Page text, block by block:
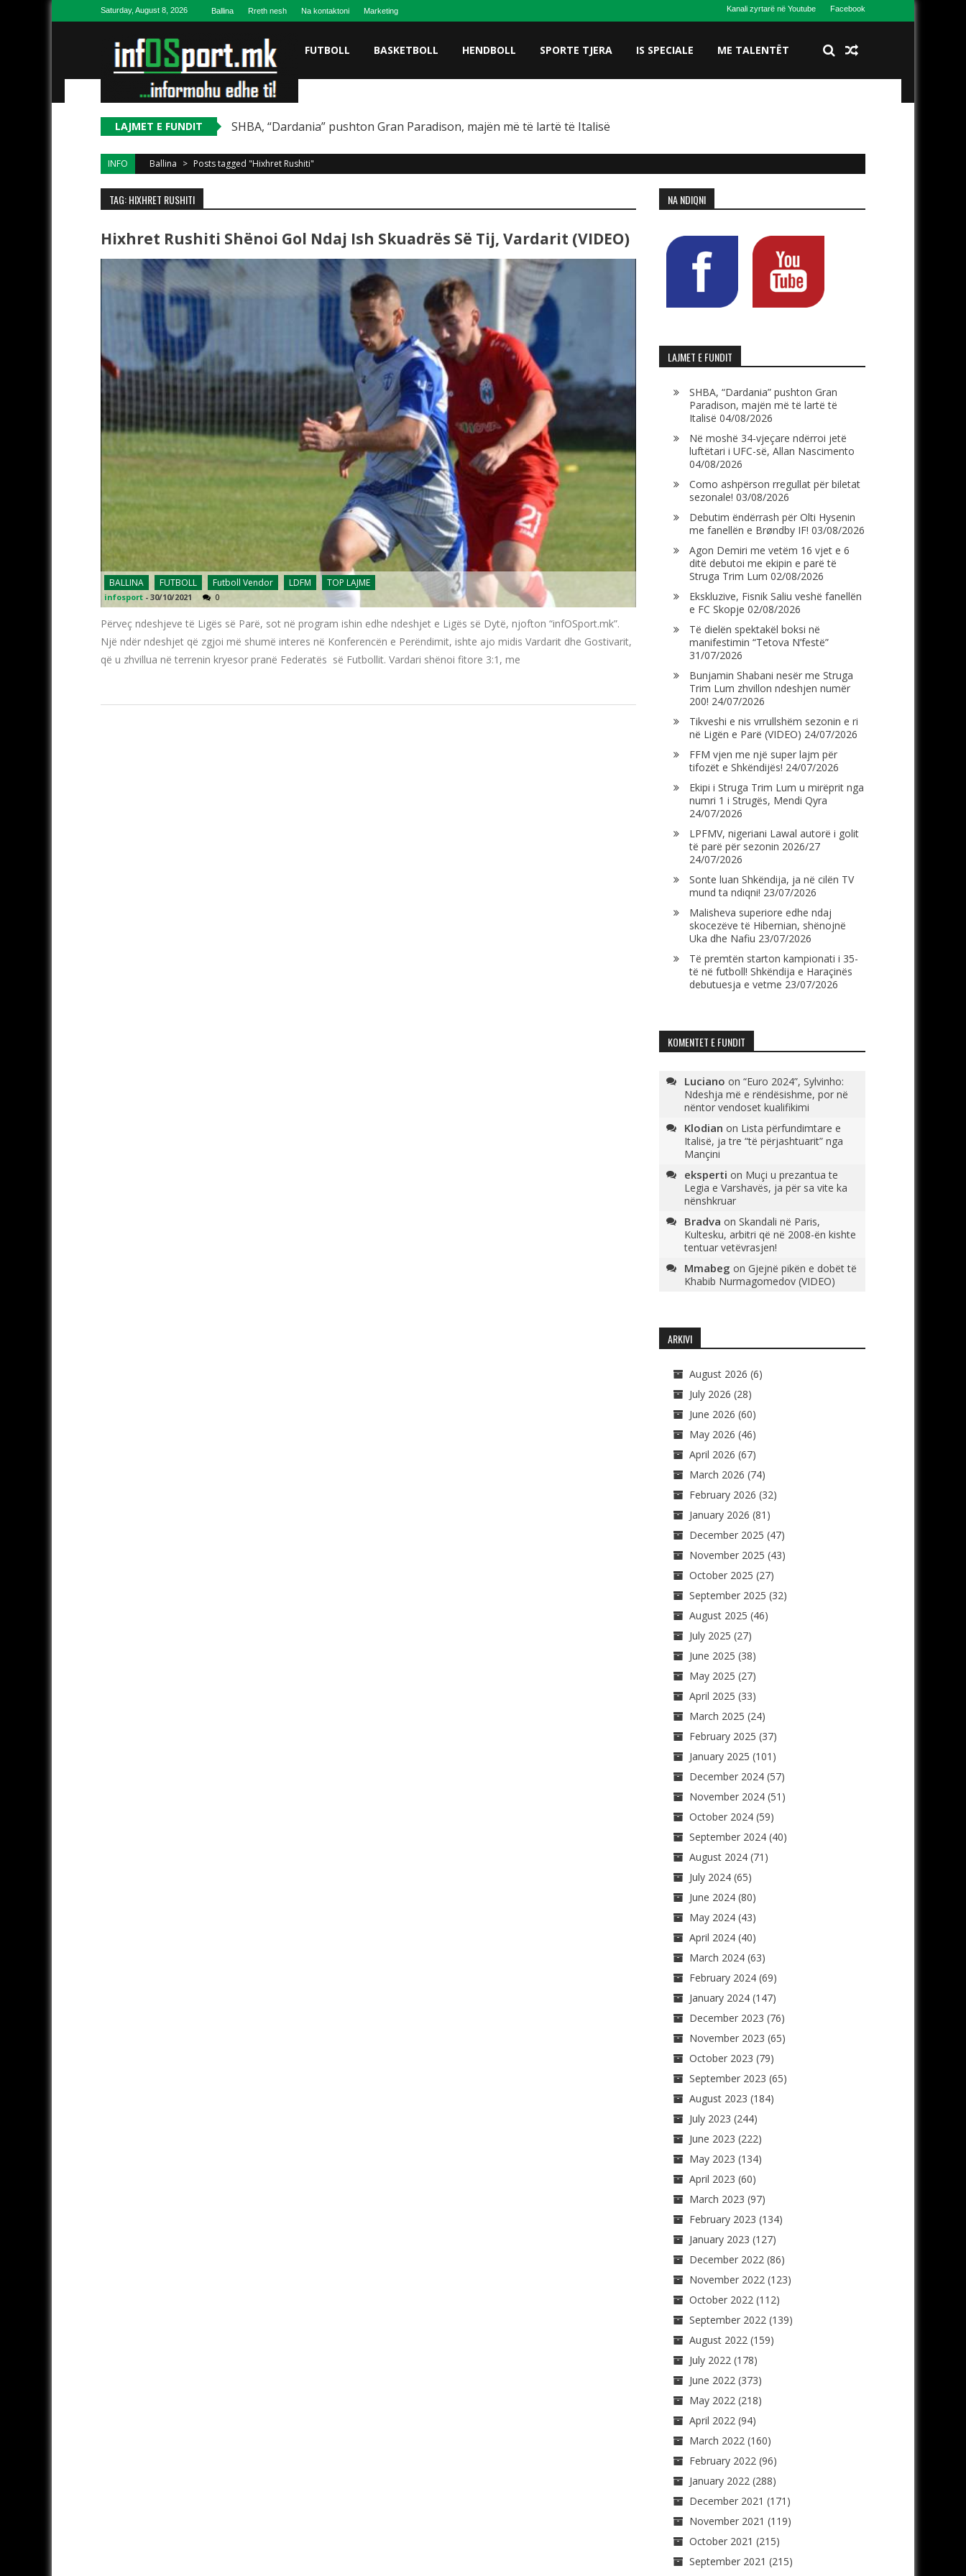
Skip to contentSaturday, August 8, 2026 Ballina Rreth nesh Na kontaktoni Marketing Kanali zyrtarë në Youtube Facebook
FUTBOLL BASKETBOLL HENDBOLL SPORTE TJERA IS SPECIALE ME TALENTËT
LAJMET E FUNDIT SHBA, “Dardania” pushton Gran Paradison, majën më të lartë të Italisë
INFO Ballina > Posts tagged "Hixhret Rushiti"
TAG: HIXHRET RUSHITI
Hixhret Rushiti Shënoi Gol Ndaj Ish Skuadrës Së Tij, Vardarit (VIDEO)
BALLINA FUTBOLL Futboll Vendor LDFM TOP LAJME
infosport - 30/10/2021 0
Përveç ndeshjeve të Ligës së Parë, sot në program ishin edhe ndeshjet e Ligës së Dytë, njofton “infOSport.mk”.
Një ndër ndeshjet që zgjoi më shumë interes në Konferencën e Perëndimit, ishte ajo midis Vardarit dhe Gostivarit,
që u zhvillua në terrenin kryesor pranë Federatës së Futbollit. Vardari shënoi fitore 3:1, me
NA NDIQNI
LAJMET E FUNDIT
SHBA, “Dardania” pushton Gran
Paradison, majën më të lartë të
Italisë 04/08/2026
Në moshë 34-vjeçare ndërroi jetë
luftëtari i UFC-së, Allan Nascimento
04/08/2026
Como ashpërson rregullat për biletat
sezonale! 03/08/2026
Debutim ëndërrash për Olti Hysenin
me fanellën e Brøndby IF! 03/08/2026
Agon Demiri me vetëm 16 vjet e 6
ditë debutoi me ekipin e parë të
Struga Trim Lum 02/08/2026
Ekskluzive, Fisnik Saliu veshë fanellën
e FC Skopje 02/08/2026
Të dielën spektakël boksi në
manifestimin “Tetova N’festë”
31/07/2026
Bunjamin Shabani nesër me Struga
Trim Lum zhvillon ndeshjen numër
200! 24/07/2026
Tikveshi e nis vrrullshëm sezonin e ri
në Ligën e Parë (VIDEO) 24/07/2026
FFM vjen me një super lajm për
tifozët e Shkëndijës! 24/07/2026
Ekipi i Struga Trim Lum u mirëprit nga
numri 1 i Strugës, Mendi Qyra
24/07/2026
LPFMV, nigeriani Lawal autorë i golit
të parë për sezonin 2026/27
24/07/2026
Sonte luan Shkëndija, ja në cilën TV
mund ta ndiqni! 23/07/2026
Malisheva superiore edhe ndaj
skocezëve të Hibernian, shënojnë
Uka dhe Nafiu 23/07/2026
Të premtën starton kampionati i 35-
të në futboll! Shkëndija e Haraçinës
debutuesja e vetme 23/07/2026
KOMENTET E FUNDIT
Luciano on “Euro 2024”, Sylvinho:
Ndeshja më e rëndësishme, por në
nëntor vendoset kualifikimi
Klodian on Lista përfundimtare e
Italisë, ja tre “të përjashtuarit” nga
Mançini
eksperti on Muçi u prezantua te
Legia e Varshavës, ja për sa vite ka
nënshkruar
Bradva on Skandali në Paris,
Kultesku, arbitri që në 2008-ën kishte
tentuar vetëvrasjen!
Mmabeg on Gjejnë pikën e dobët të
Khabib Nurmagomedov (VIDEO)
ARKIVI
August 2026 (6)
July 2026 (28)
June 2026 (60)
May 2026 (46)
April 2026 (67)
March 2026 (74)
February 2026 (32)
January 2026 (81)
December 2025 (47)
November 2025 (43)
October 2025 (27)
September 2025 (32)
August 2025 (46)
July 2025 (27)
June 2025 (38)
May 2025 (27)
April 2025 (33)
March 2025 (24)
February 2025 (37)
January 2025 (101)
December 2024(57)
November 2024(51)
October 2024(59)
September 2024(40)
August 2024(71)
July 2024(65)
June 2024(80)
May 2024(43)
April 2024(40)
March 2024(63)
February 2024(69)
January 2024(147)
December 2023 (76)
November 2023 (65)
October 2023 (79)
September 2023 (65)
August 2023 (184)
July 2023 (244)
June 2023 (222)
May 2023 (134)
April 2023 (60)
March 2023 (97)
February 2023 (134)
January 2023 (127)
December 2022(86)
November 2022(123)
October 2022(112)
September 2022(139)
August 2022(159)
July 2022(178)
June 2022(373)
May 2022(218)
April 2022(94)
March 2022(160)
February 2022(96)
January 2022(288)
December 2021 (171)
November 2021 (119)
October 2021 (215)
September 2021 (215)